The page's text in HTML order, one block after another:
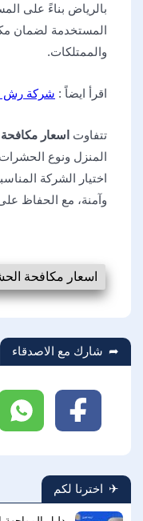
بالرياض بناءً على
المستخدمة لضمان
والممتلكات.
اقرأ ايضاً : شركة رش
تتفاوت اسعار
المنزل ونوع
اختيار الشركة
وآمنة، مع الحفاظ
اسعار مكافحة
شارك مع الاصدقاء
فيسبوك
اخترنا لكم